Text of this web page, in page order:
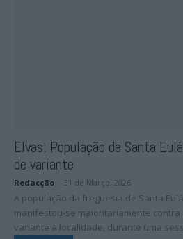
Elvas: População de Santa
de variante
Redacção 31 de Março, 2026
A população da freguesia de Santa
manifestou-se maioritariamente contra
variante à localidade, durante uma